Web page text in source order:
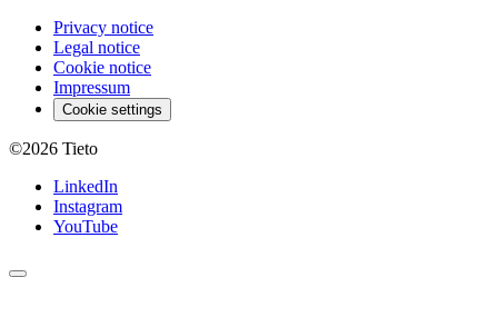
Privacy notice
Legal notice
Cookie notice
Impressum
Cookie settings
©2026 Tieto
LinkedIn
Instagram
YouTube